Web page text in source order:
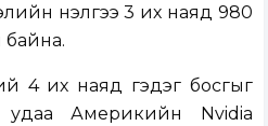
үнэлгээ 3 их наяд 980
байна.
4 их наяд гэдэг босгыг
удаа Америкийн Nvidia